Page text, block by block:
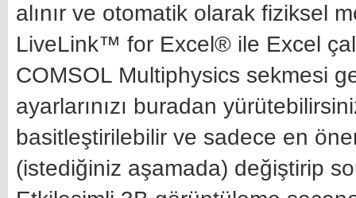
alınır ve otomatik olarak fiziksel
LiveLink™ for Excel® ile Excel
COMSOL Multiphysics sekmesi
ayarlarınızı buradan
basitleştirilebilir ve sadece en
(istediğiniz aşamada) değiştirip